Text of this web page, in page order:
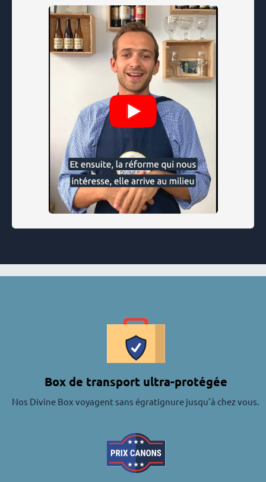
Box de transport ultra-protégée
Nos Divine Box voyagent sans égratignure jusqu'à chez vous.